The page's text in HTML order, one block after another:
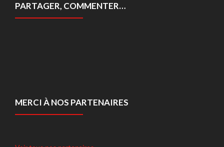
PARTAGER, COMMENTER…
MERCI À NOS PARTENAIRES